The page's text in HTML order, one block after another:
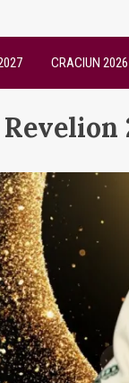
CRACIUN 2026
Revelion